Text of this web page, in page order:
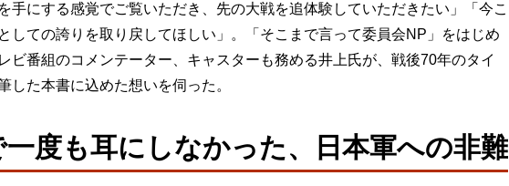
手にする感覚でご覧いただき、先の大戦を追体験していただきたい」「今こ
しての誇りを取り戻してほしい」。「そこまで言って委員会NP」をはじめ
ビ番組のコメンテーター、キャスターも務める井上氏が、戦後70年のタイ
した本書に込めた想いを伺った。
一度も耳にしなかった、日本軍への非難